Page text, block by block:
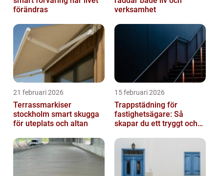
förändras
verksamhet
21 februari 2026
Terrassmarkiser
stockholm smart skugga
för uteplats och altan
15 februari 2026
Trappstädning för
fastighetsägare: Så
skapar du ett tryggt och
Stockholm